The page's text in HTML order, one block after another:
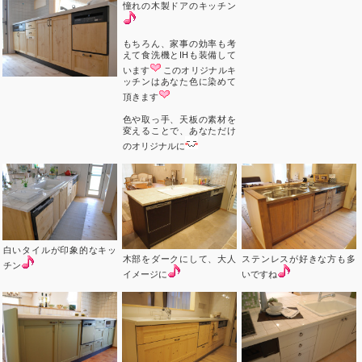
憧れの木製ドアのキッチン
もちろん、家事の効率も考
えて食洗機とIHも装備して
います
このオリジナルキ
ッチンはあなた色に染めて
頂きます
色や取っ手、天板の素材を
変えることで、あなただけ
のオリジナルに
白いタイルが印象的なキッ
チン
木部をダークにして、大人
イメージに
ステンレスが好きな方も多
いですね